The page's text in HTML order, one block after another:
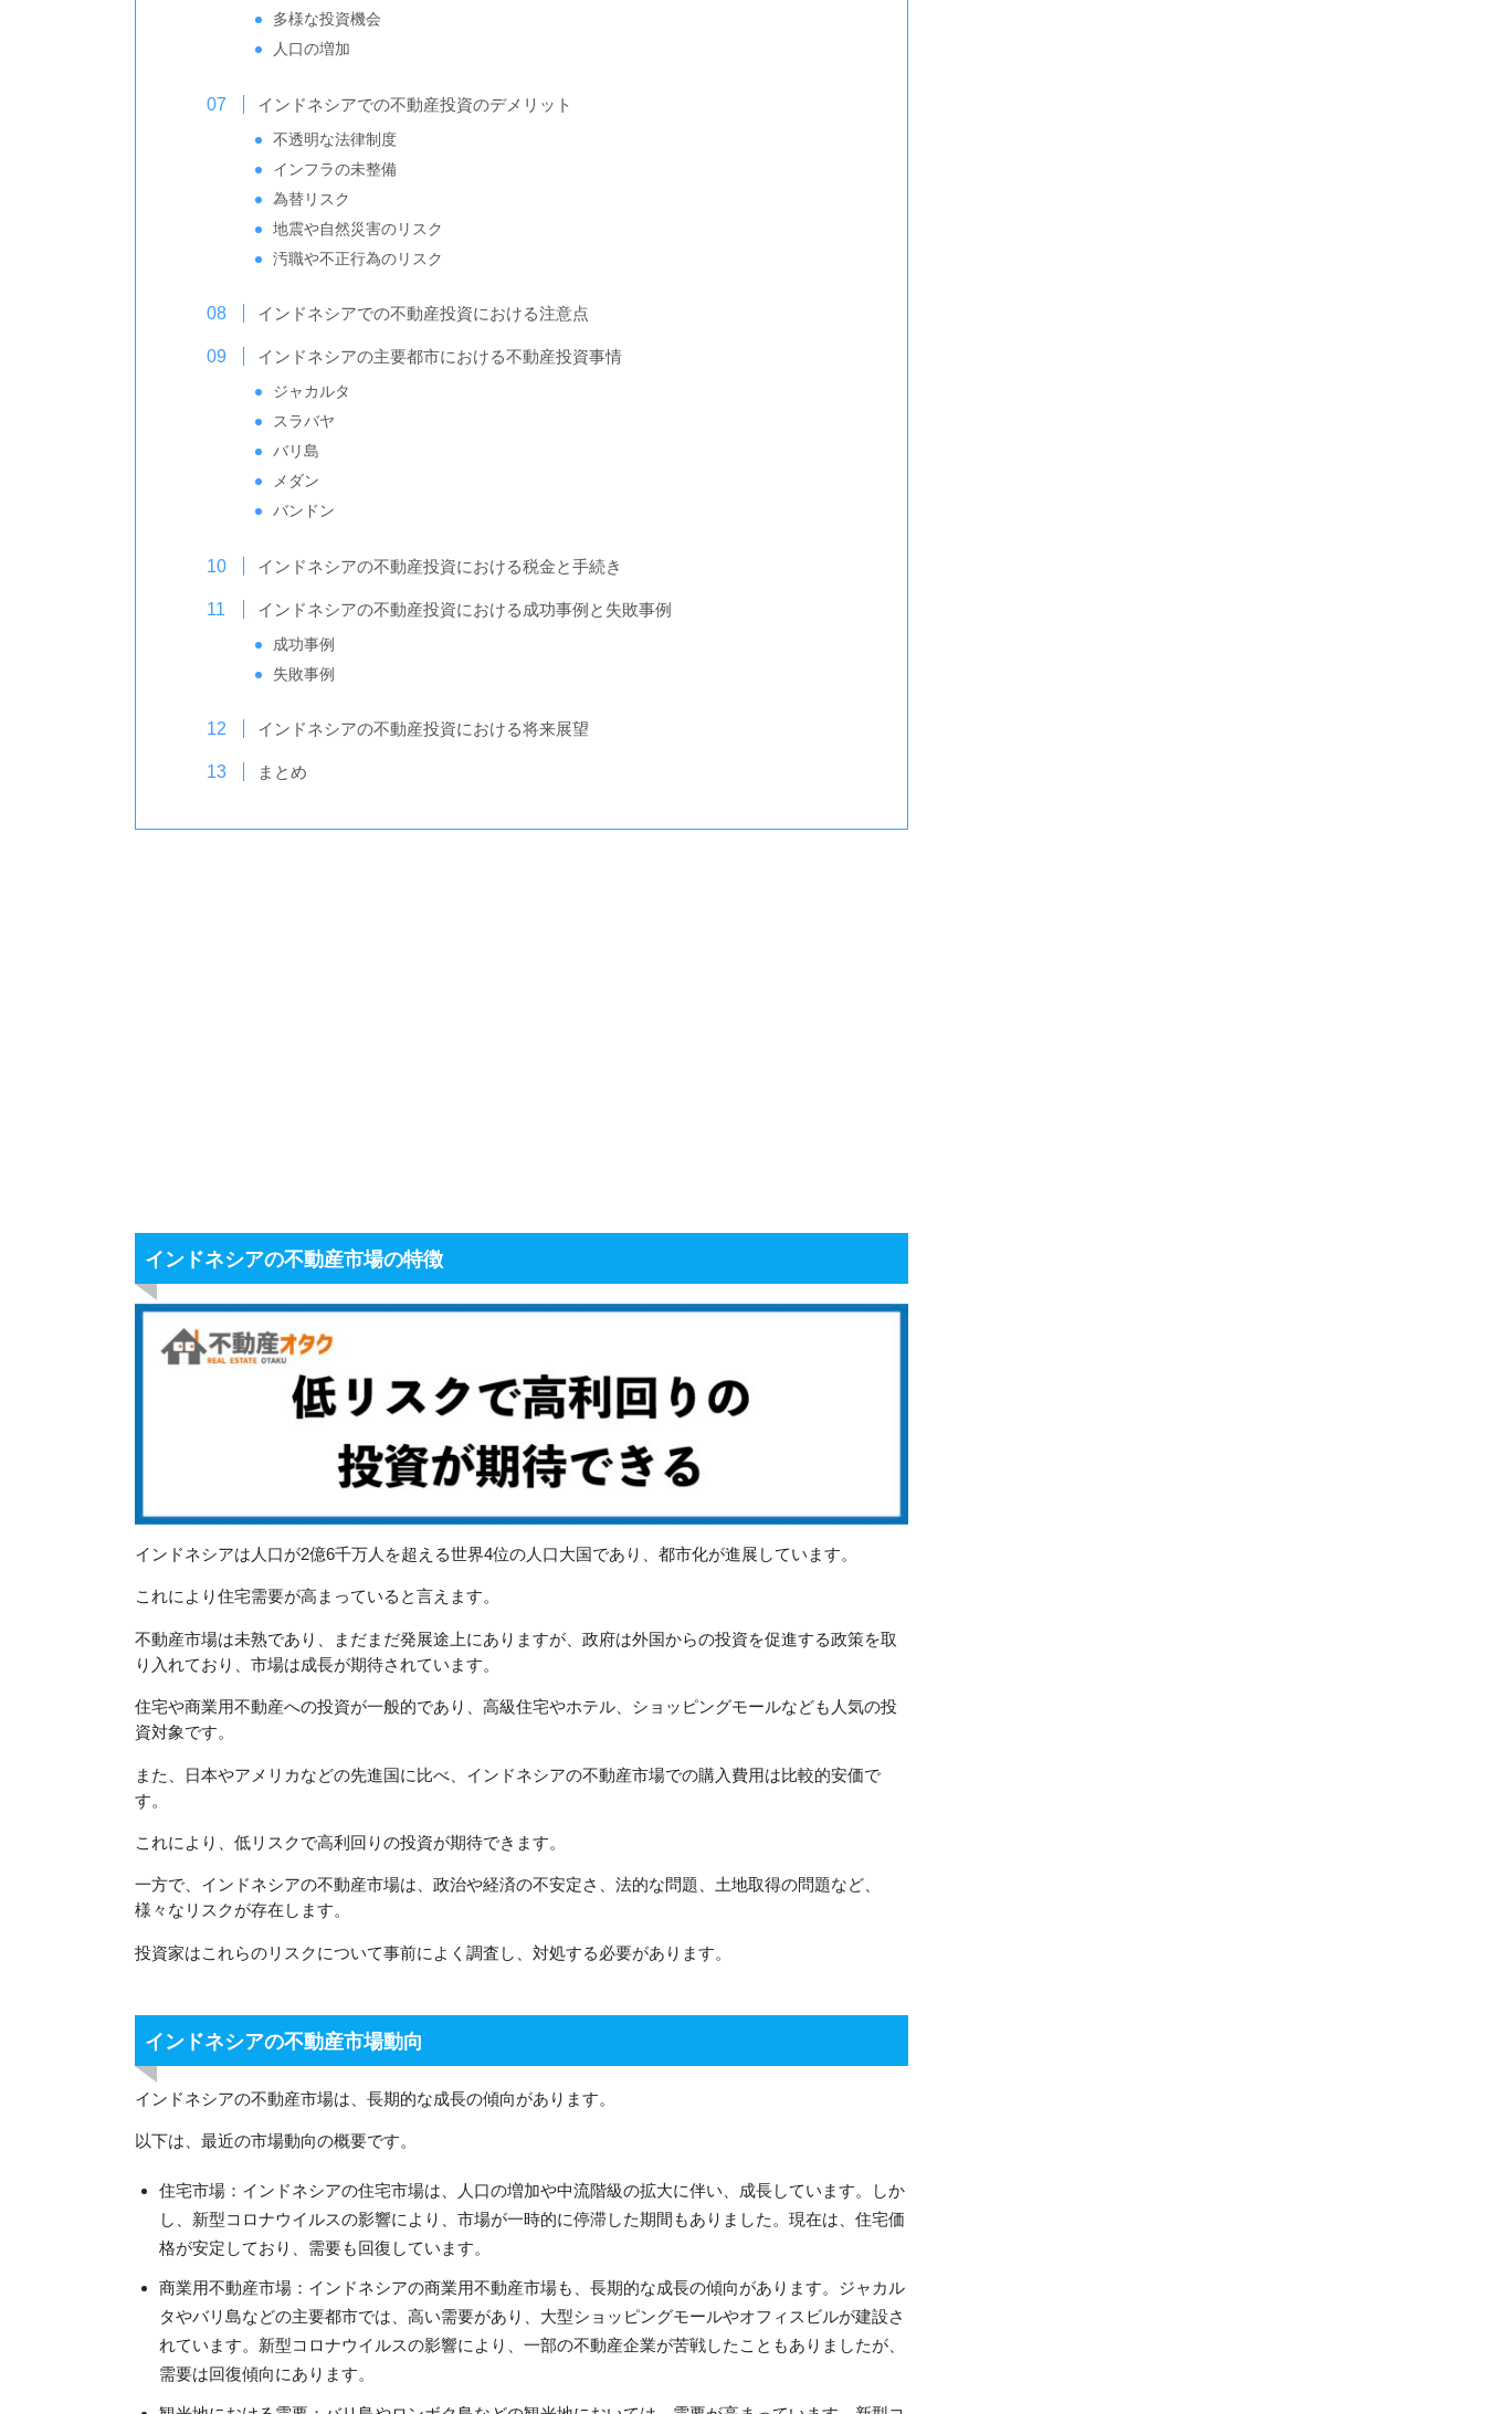
多様な投資機会
人口の増加
インドネシアでの不動産投資のデメリット
不透明な法律制度
インフラの未整備
為替リスク
地震や自然災害のリスク
汚職や不正行為のリスク
インドネシアでの不動産投資における注意点
インドネシアの主要都市における不動産投資事情
ジャカルタ
スラバヤ
バリ島
メダン
バンドン
インドネシアの不動産投資における税金と手続き
インドネシアの不動産投資における成功事例と失敗事例
成功事例
失敗事例
インドネシアの不動産投資における将来展望
まとめ
インドネシアの不動産市場の特徴
インドネシアは人口が2億6千万人を超える世界4位の人口大国であり、都市化が進展しています。
これにより住宅需要が高まっていると言えます。
不動産市場は未熟であり、まだまだ発展途上にありますが、政府は外国からの投資を促進する政策を取
り入れており、市場は成長が期待されています。
住宅や商業用不動産への投資が一般的であり、高級住宅やホテル、ショッピングモールなども人気の投
資対象です。
また、日本やアメリカなどの先進国に比べ、インドネシアの不動産市場での購入費用は比較的安価で
す。
これにより、低リスクで高利回りの投資が期待できます。
一方で、インドネシアの不動産市場は、政治や経済の不安定さ、法的な問題、土地取得の問題など、
様々なリスクが存在します。
投資家はこれらのリスクについて事前によく調査し、対処する必要があります。
インドネシアの不動産市場動向
インドネシアの不動産市場は、長期的な成長の傾向があります。
以下は、最近の市場動向の概要です。
住宅市場：インドネシアの住宅市場は、人口の増加や中流階級の拡大に伴い、成長しています。しか
し、新型コロナウイルスの影響により、市場が一時的に停滞した期間もありました。現在は、住宅価
格が安定しており、需要も回復しています。
商業用不動産市場：インドネシアの商業用不動産市場も、長期的な成長の傾向があります。ジャカル
タやバリ島などの主要都市では、高い需要があり、大型ショッピングモールやオフィスビルが建設さ
れています。新型コロナウイルスの影響により、一部の不動産企業が苦戦したこともありましたが、
需要は回復傾向にあります。